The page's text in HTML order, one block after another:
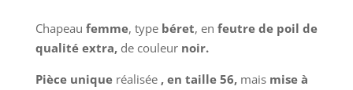
Chapeau femme, type béret, en feutre de poil de
qualité extra,de couleur noir.
Pièce uniqueréalisée , en taille 56,mais mise à